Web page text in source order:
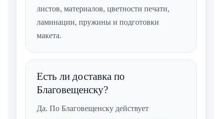
листов, материалов, цветности печати,
ламинации, пружины и подготовки
макета.
Есть ли доставка по
Благовещенску?
Да. По Благовещенску действует